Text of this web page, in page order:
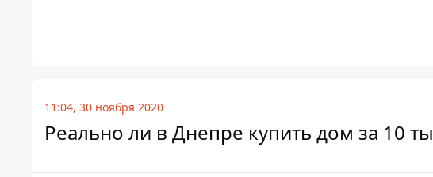
11:04, 30 ноября 2020
Реально ли в Днепре купить дом за 10